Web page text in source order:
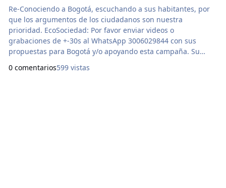
Re-Conociendo a Bogotá, escuchando a sus habitantes, por
que los argumentos de los ciudadanos son nuestra
prioridad. EcoSociedad: Por favor enviar videos o
grabaciones de +-30s al WhatsApp 3006029844 con sus
propuestas para Bogotá y/o apoyando esta campaña. Su
aquí, es la clave para ganar todos. Consulta Popular 26-10-
0 comentarios599 vistas